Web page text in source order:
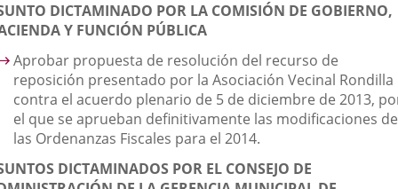
DICTAMINADO POR LA COMISIÓN DE GOBIERNO,
Y FUNCIÓN PÚBLICA
Aprobar propuesta de resolución del recurso de
reposición presentado por la Asociación Vecinal Rondilla
contra el acuerdo plenario de 5 de diciembre de 2013,
el que se aprueban definitivamente las modificaciones de
las Ordenanzas Fiscales para el 2014.
DICTAMINADOS POR EL CONSEJO DE